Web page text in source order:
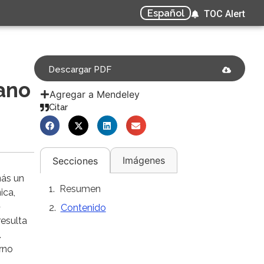
Español TOC Alert
un
Descargar PDF
Agregar a Mendeley
Citar
Secciones Imágenes
Resumen
Contenido